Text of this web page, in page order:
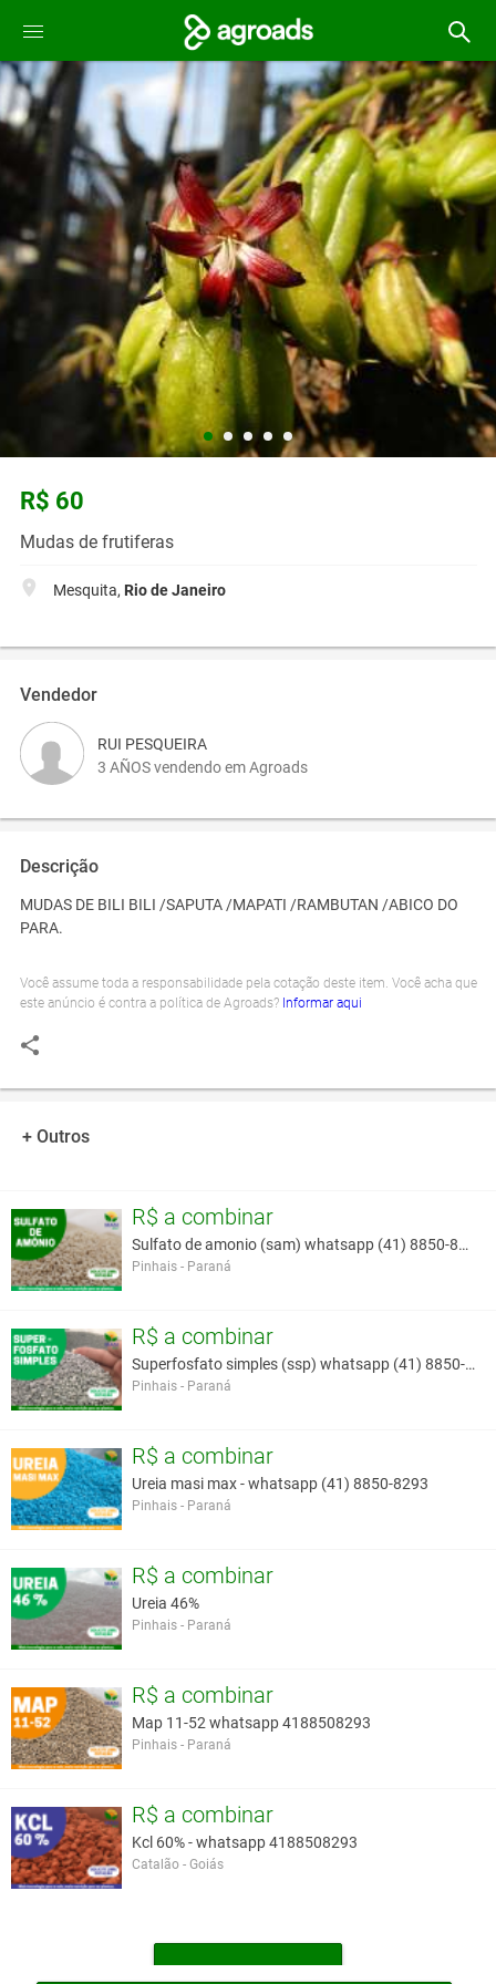
R$ 60
Mudas de frutiferas
Mesquita, Rio de Janeiro
Vendedor
RUI PESQUEIRA
3 AÑOS vendendo em Agroads
Descrição
MUDAS DE BILI BILI /SAPUTA /MAPATI /RAMBUTAN /ABICO DO
PARA.
Você assume toda a responsabilidade pela cotação deste item. Você acha que
este anúncio é contra a política de Agroads? Informar aqui
+ Outros
R$ a combinar
Sulfato de amonio (sam) whatsapp (41) 8850-8293
Pinhais - Paraná
R$ a combinar
Superfosfato simples (ssp) whatsapp (41) 8850-8293
Pinhais - Paraná
R$ a combinar
Ureia masi max - whatsapp (41) 8850-8293
Pinhais - Paraná
R$ a combinar
Ureia 46%
Pinhais - Paraná
R$ a combinar
Map 11-52 whatsapp 4188508293
Pinhais - Paraná
R$ a combinar
Kcl 60% - whatsapp 4188508293
Catalão - Goiás